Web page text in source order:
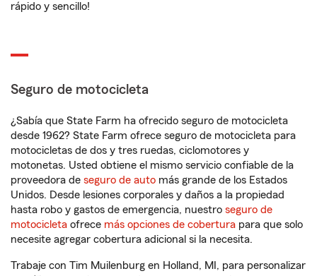
rápido y sencillo!
Seguro de motocicleta
¿Sabía que State Farm ha ofrecido seguro de motocicleta
desde 1962? State Farm ofrece seguro de motocicleta para
motocicletas de dos y tres ruedas, ciclomotores y
motonetas. Usted obtiene el mismo servicio confiable de la
proveedora de seguro de auto más grande de los Estados
Unidos. Desde lesiones corporales y daños a la propiedad
hasta robo y gastos de emergencia, nuestro seguro de
motocicleta ofrece más opciones de cobertura para que solo
necesite agregar cobertura adicional si la necesita.
Trabaje con Tim Muilenburg en Holland, MI, para personalizar